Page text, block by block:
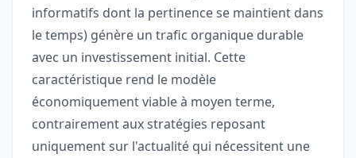
informatifs dont la pertinence se maintient dans
le temps) génère un trafic organique durable
avec un investissement initial. Cette
caractéristique rend le modèle
économiquement viable à moyen terme,
contrairement aux stratégies reposant
uniquement sur l'actualité qui nécessitent une